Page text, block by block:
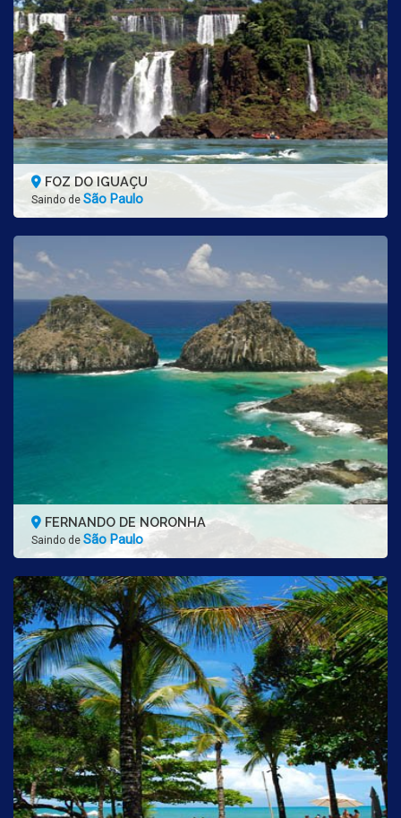
FOZ DO IGUAÇU
Saindo de São Paulo
FERNANDO DE NORONHA
Saindo de São Paulo